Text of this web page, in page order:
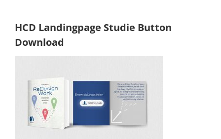
HCD Landingpage Studie Button
Download